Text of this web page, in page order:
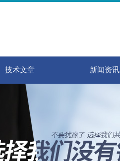
技术文章 新闻资讯